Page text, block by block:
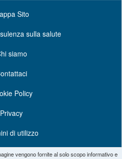
Sito
sulla salute
siamo
Policy
Privacy
di utilizzo
vengono fornite al solo scopo informativo e